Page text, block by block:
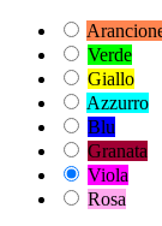
Verde
Giallo
Azzurro
Blu
Granata
Viola
Rosa